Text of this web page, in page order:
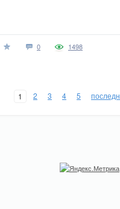
0 1498
1 2 3 4 5